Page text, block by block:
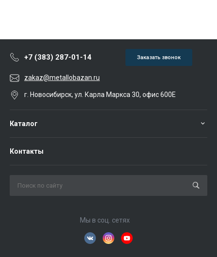
+7 (383) 287-01-14 Заказать звонок
zakaz@metallobazan.ru
г. Новосибирск, ул. Карла Маркса 30, офис 600Е
Каталог
Контакты
Мы в соц. сетях